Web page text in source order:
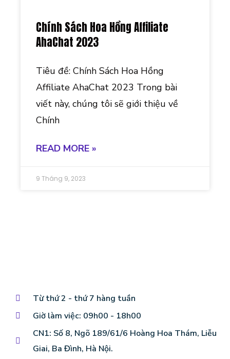
Chính Sách Hoa Hồng Affiliate
AhaChat 2023
Tiêu đề: Chính Sách Hoa Hồng
Affiliate AhaChat 2023 Trong bài
viết này, chúng tôi sẽ giới thiệu về
Chính
READ MORE »
9 Tháng 9, 2023
Từ thứ 2 - thứ 7 hàng tuần
Giờ làm việc: 09h00 - 18h00
CN1: Số 8, Ngõ 189/61/6 Hoàng Hoa Thám, Liễu
Giai, Ba Đình, Hà Nội.